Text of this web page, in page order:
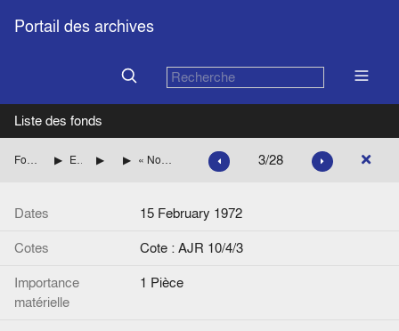
Portail des archives
Liste des fonds
Fonds Jacques-René Rabier Etudes, articles de presse par pays Pays scandinaves
« Norvège, Les partisans de l'adhésion au Marché commun lancent une vaste campagne d'opinion », de Frank Bjerkholt, Le Monde 3/28
Dates
15 February 1972
Cotes
Cote : AJR 10/4/3
Importance
matérielle
1 Pièce